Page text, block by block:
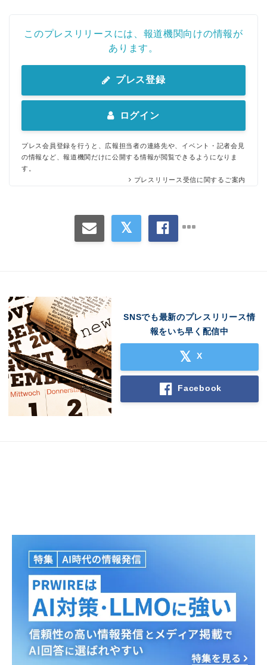
このプレスリリースには、報道機関向けの情報が
あります。
プレス登録
ログイン
プレス会員登録を行うと、広報担当者の連絡先や、イベント・記者会見
の情報など、報道機関だけに公開する情報が閲覧できるようになりま
す。
プレスリリース受信に関するご案内
SNSでも最新のプレスリリース情
報をいち早く配信中
X
Facebook
Japanese